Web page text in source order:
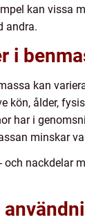
kan vissa
andra.
i
kan
kön, ålder,
har i
minskar
och nackdelar